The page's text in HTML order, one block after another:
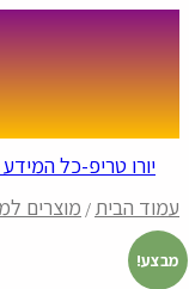
יורו טריפ-כל
עמוד הבית / מוצרים
מבצע!